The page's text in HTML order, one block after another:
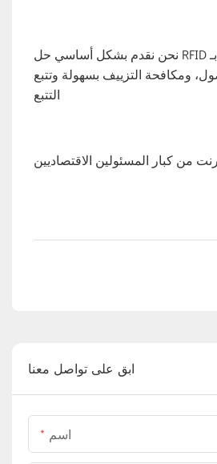
نحن نقدم بشكل أساسي حل RFID الشامل للعلامة التجارية والعلامة التجارية الخاصة بـ Leadlandlink لمساعدتك على حل مشكلات التحديد
ومكافحة التزييف بسهولة وتتبع
ابق على تواصل معنا
اسم